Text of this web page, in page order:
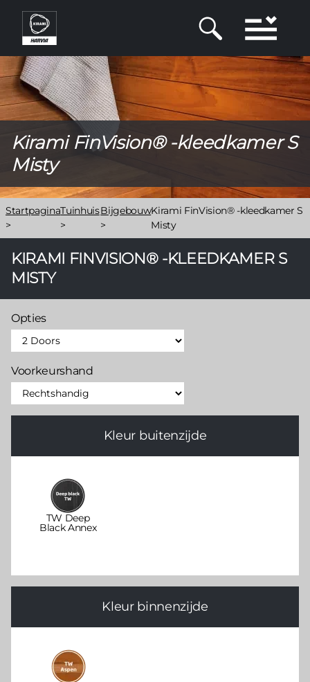
Overslaan
naar
de
inhoud
gaan
Kirami FinVision® -kleedkamer S
Misty
Kruimelpad
Startpagina
>
Tuinhuis
>
Bijgebouw
>
Kirami FinVision® -kleedkamer S
Misty
KIRAMI FINVISION® -KLEEDKAMER S
MISTY
Opties
Voorkeurshand
Kleur buitenzijde
TW Deep
Black Annex
Kleur binnenzijde